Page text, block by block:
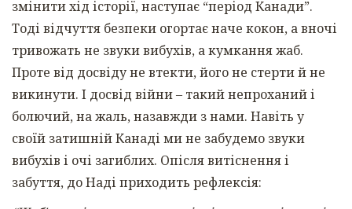
змінити хід історії, наступає “період Канади”.
Тоді відчуття безпеки огортає наче кокон, а вночі
тривожать не звуки вибухів, а кумкання жаб.
Проте від досвіду не втекти, його не стерти й не
викинути. І досвід війни – такий непроханий і
болючий, на жаль, назавжди з нами. Навіть у
своїй затишній Канаді ми не забудемо звуки
вибухів і очі загиблих. Опісля витіснення і
забуття, до Наді приходить рефлексія: